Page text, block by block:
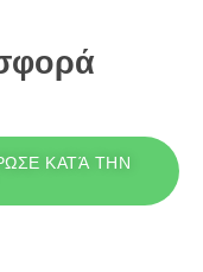
ΚΑΤΆ ΤΗΝ